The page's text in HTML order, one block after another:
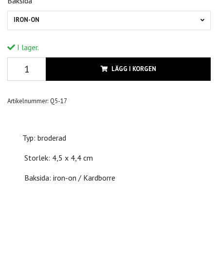
IRON-ON
I lager.
LÄGG I KORGEN
Artikelnummer: Q5-17
Typ: broderad
Storlek: 4,5 x 4,4 cm
Baksida: iron-on / Kardborre